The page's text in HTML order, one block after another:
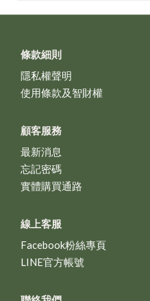
條款細則
隱私權聲明
使用條款及智財權
顧客服務
最新消息
忘記密碼
實體購買通路
線上客服
Facebook粉絲專頁
LINE官方帳號